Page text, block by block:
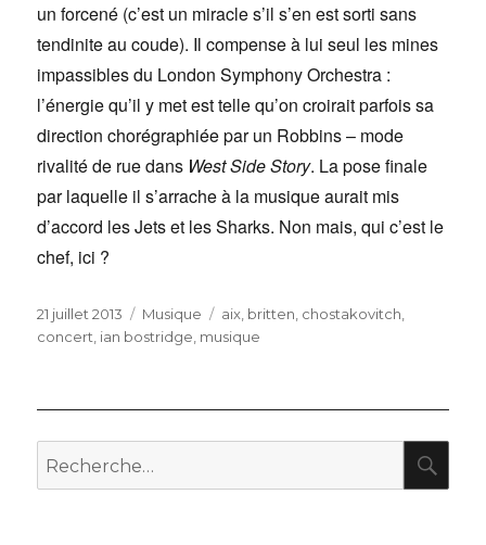
un forcené (c’est un miracle s’il s’en est sorti sans
tendinite au coude). Il compense à lui seul les mines
impassibles du London Symphony Orchestra :
l’énergie qu’il y met est telle qu’on croirait parfois sa
direction chorégraphiée par un Robbins – mode
rivalité de rue dans West Side Story. La pose finale
par laquelle il s’arrache à la musique aurait mis
d’accord les Jets et les Sharks. Non mais, qui c’est le
chef, ici ?
Publié
le
21 juillet 2013 Catégories
Musique Étiquettes
aix britten chostakovitch
concert ian bostridge musique
Recherche
pour